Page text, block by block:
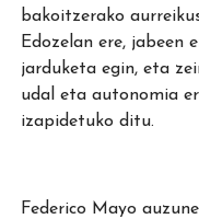
bakoitzerako
Edozelan ere, jabeen
jarduketa egin, eta
udal eta autonomia
izapidetuko ditu.
Federico Mayo